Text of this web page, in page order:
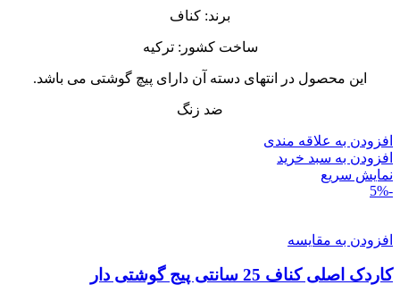
برند: کناف
ساخت کشور: ترکیه
این محصول در انتهای دسته آن دارای پیچ گوشتی می باشد.
ضد زنگ
افزودن به علاقه مندی
افزودن به سبد خرید
نمایش سریع
-5%
افزودن به مقایسه
کاردک اصلی کناف 25 سانتی پیج گوشتی دار